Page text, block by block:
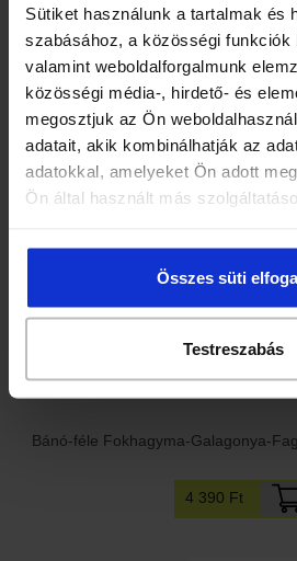
Sütiket használunk a tartalmak és
szabásához, a közösségi funkciók
valamint weboldalforgalmunk
közösségi média-, hirdető- és
megosztjuk az Ön
adatait, akik kombinálhatják az
adatokkal, amelyeket Ön adott
Ön által használt más
Összes süti
Testreszabás
Bano Fokhagyma kapszula étrend-
3 705 Ft
Bánó-féle Fokhagyma-Galagonya-
4 390 Ft